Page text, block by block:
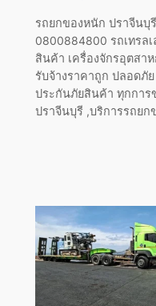
รถยกของหนัก ปราจีนบุ
0800884800 รถเทรล
สินค้า เครื่องจักรอุตสา
รับจ้างราคาถูก ปลอดภั
ประกันภัยสินค้า ทุกกา
ปราจีนบุรี ,บริการรถย